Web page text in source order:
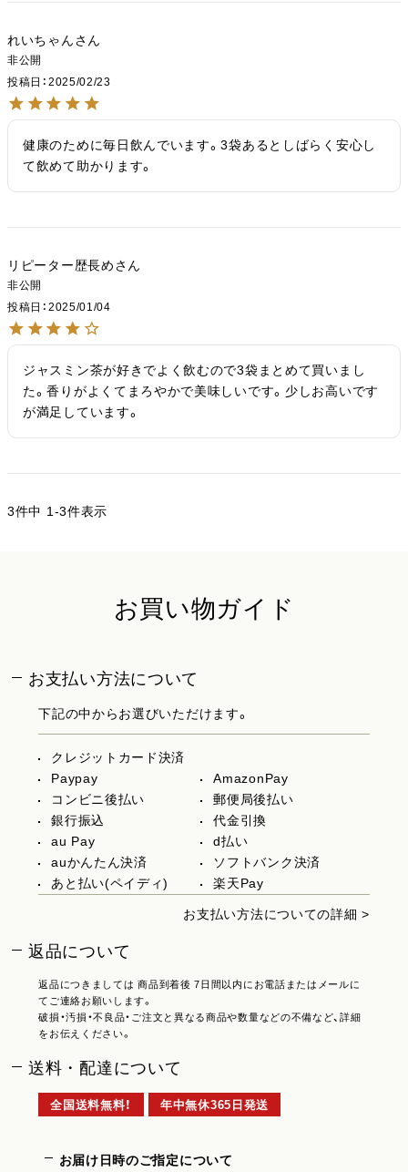
れいちゃん
非公開
投稿日
2025/02/23
健康のために毎日飲んでいます。3袋あるとしばらく安心し
て飲めて助かります。
リピーター歴長め
非公開
投稿日
2025/01/04
ジャスミン茶が好きでよく飲むので3袋まとめて買いまし
た。香りがよくてまろやかで美味しいです。少しお高いです
が満足しています。
3件中 1-3件表示
お買い物ガイド
お支払い方法について
下記の中からお選びいただけます。
クレジットカード決済
Paypay
AmazonPay
コンビニ後払い
郵便局後払い
銀行振込
代金引換
au Pay
d払い
auかんたん決済
ソフトバンク決済
あと払い(ペイディ)
楽天Pay
お支払い方法についての詳細 >
返品について
返品につきましては 商品到着後 7日間以内にお電話またはメールに
てご連絡お願いします。
破損・汚損・不良品・ご注文と異なる商品や数量などの不備など、詳細
をお伝えください。
送料・配達について
全国送料無料！ 年中無休365日発送
お届け日時のご指定について